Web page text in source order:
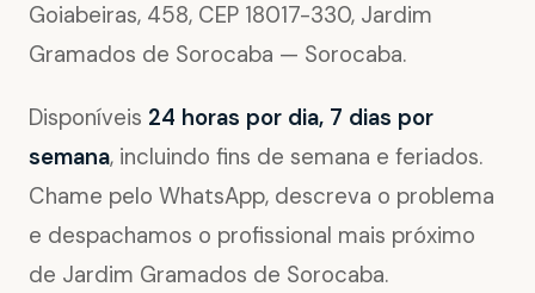
Goiabeiras, 458, CEP 18017-330, Jardim
Gramados de Sorocaba — Sorocaba.
Disponíveis 24 horas por dia, 7 dias por
semana, incluindo fins de semana e feriados.
Chame pelo WhatsApp, descreva o problema
e despachamos o profissional mais próximo
de Jardim Gramados de Sorocaba.